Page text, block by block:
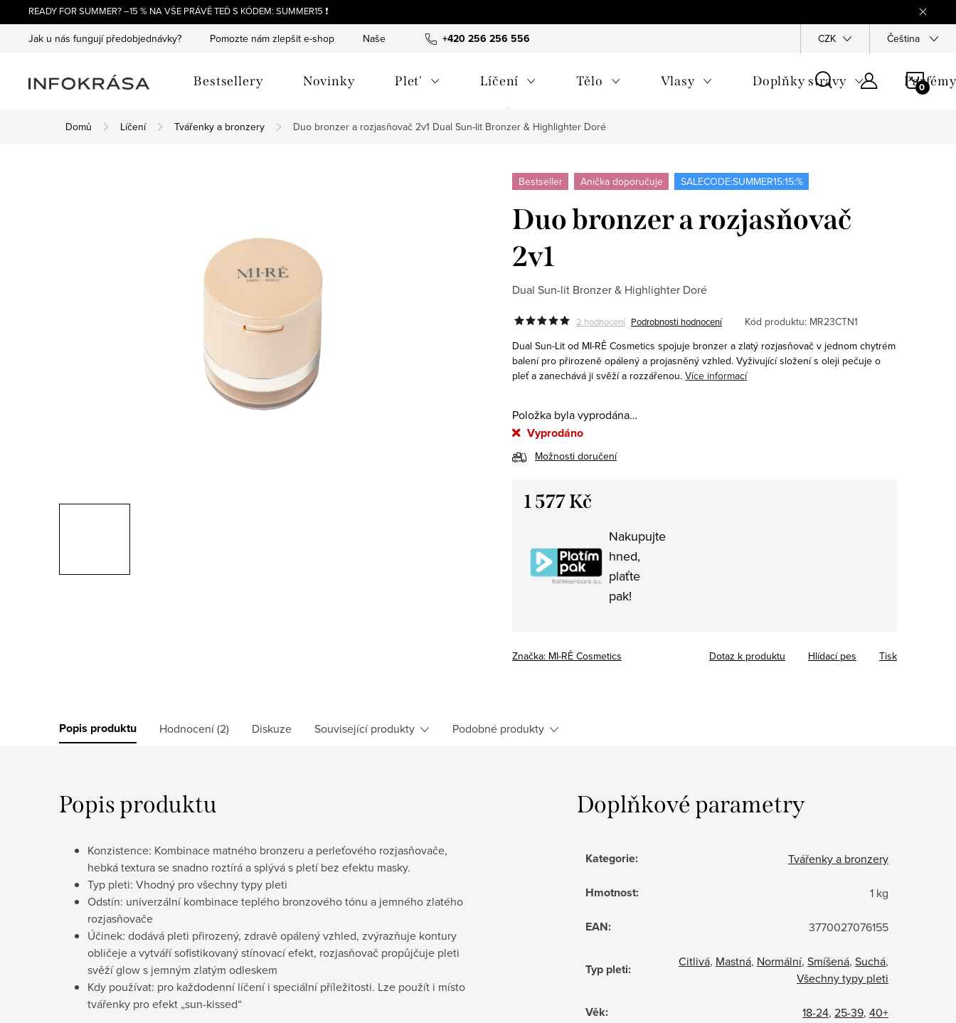
na
obsah
READY FOR SUMMER? –15 % NA VŠE PRÁVĚ TEĎ S KÓDEM: SUMMER15 ❗
+420 256 256 556
Jak u nás fungují předobjednávky? Pomozte nám zlepšit e-shop Naše tipy a příběhy O nás Ochrana osobních údajů Všeobecné
CZK Čeština
Bestsellery Novinky Plet' Líčení Tělo Vlasy Doplňky stravy Parfémy
Domů Líčení Tvářenky a bronzery Duo bronzer a rozjasňovač 2v1 Dual Sun-lit Bronzer & Highlighter Doré
Bestseller Anička doporučuje SALECODE:SUMMER15:15:%
Duo bronzer a rozjasňovač
2v1
Dual Sun-lit Bronzer & Highlighter Doré
2 hodnocení Podrobnosti hodnocení Kód produktu: MR23CTN1
Dual Sun-Lit od MI-RÊ Cosmetics spojuje bronzer a zlatý rozjasňovač v jednom chytrém
balení pro přirozeně opálený a projasněný vzhled. Vyživující složení s oleji pečuje o
pleť a zanechává ji svěží a rozzářenou. Více informací
Položka byla vyprodána…
Vyprodáno
Možnosti doručení
1 577 Kč
Nakupujte
hned,
plaťte
pak!
Značka: MI-RÊ Cosmetics Tisk
Dotaz k produktu Hlídací pes
Popis produktu Hodnocení (2) Diskuze Související produkty Podobné produkty
Popis produktu
Konzistence: Kombinace matného bronzeru a perleťového rozjasňovače,
hebká textura se snadno roztírá a splývá s pletí bez efektu masky.
Typ pleti: Vhodný pro všechny typy pleti
Odstín: univerzální kombinace teplého bronzového tónu a jemného zlatého
rozjasňovače
Účinek: dodává pleti přirozený, zdravě opálený vzhled, zvýrazňuje kontury
obličeje a vytváří sofistikovaný stínovací efekt, rozjasňovač propůjčuje pleti
svěží glow s jemným zlatým odleskem
Kdy používat: pro každodenní líčení i speciální příležitosti. Lze použít i místo
tvářenky pro efekt „sun-kissed“
Doplňkové parametry
Kategorie: Tvářenky a bronzery
Hmotnost: 1 kg
EAN: 3770027076155
Typ pleti: Citlivá, Mastná, Normální, Smíšená, Suchá,
Všechny typy pleti
Věk: 18-24, 25-39, 40+